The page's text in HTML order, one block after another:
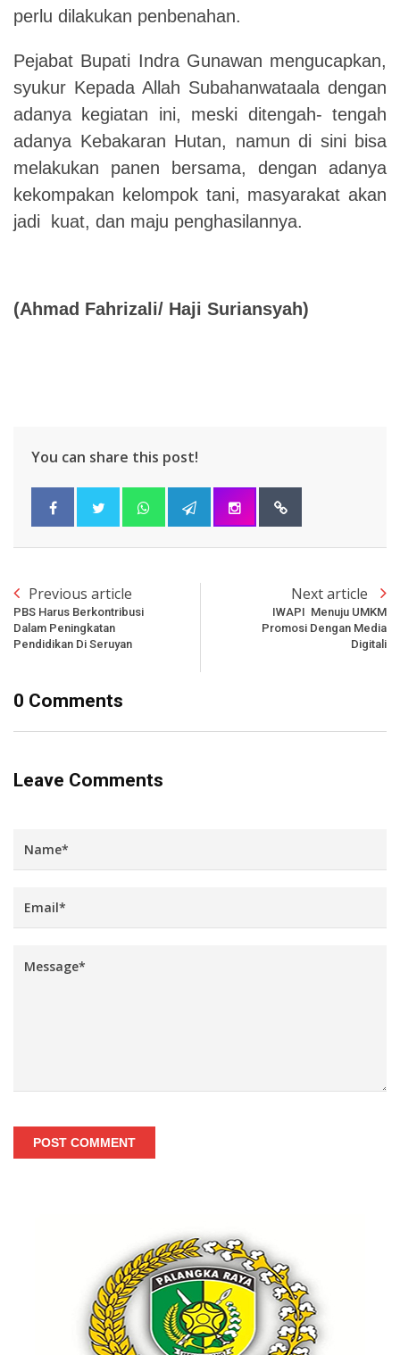
perlu dilakukan penbenahan.
Pejabat Bupati Indra Gunawan mengucapkan,
syukur Kepada Allah Subahanwataala dengan
adanya kegiatan ini, meski ditengah- tengah
adanya Kebakaran Hutan, namun di sini bisa
melakukan panen bersama, dengan adanya
kekompakan kelompok tani, masyarakat akan
jadi kuat, dan maju penghasilannya.
(Ahmad Fahrizali/ Haji Suriansyah)
You can share this post!
Previous article
PBS Harus Berkontribusi
Dalam Peningkatan
Pendidikan Di Seruyan
Next article
IWAPI Menuju UMKM
Promosi Dengan Media
Digitali
0 Comments
Leave Comments
POST COMMENT